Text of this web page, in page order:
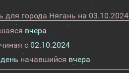
для города Нягань на 03.10.2024
вчера
с 02.10.2024
начавшийся вчера